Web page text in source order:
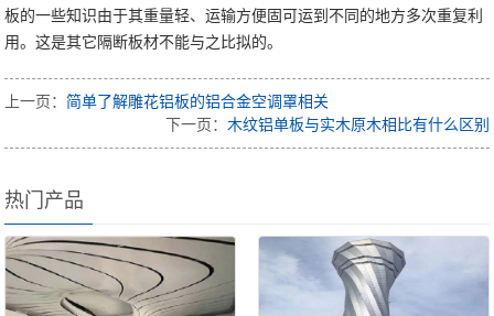
板的一些知识由于其重量轻、运输方便固可运到不同的地方多次重复利
用。这是其它隔断板材不能与之比拟的。
上一页：简单了解雕花铝板的铝合金空调罩相关
下一页： 木纹铝单板与实木原木相比有什么区别
热门产品